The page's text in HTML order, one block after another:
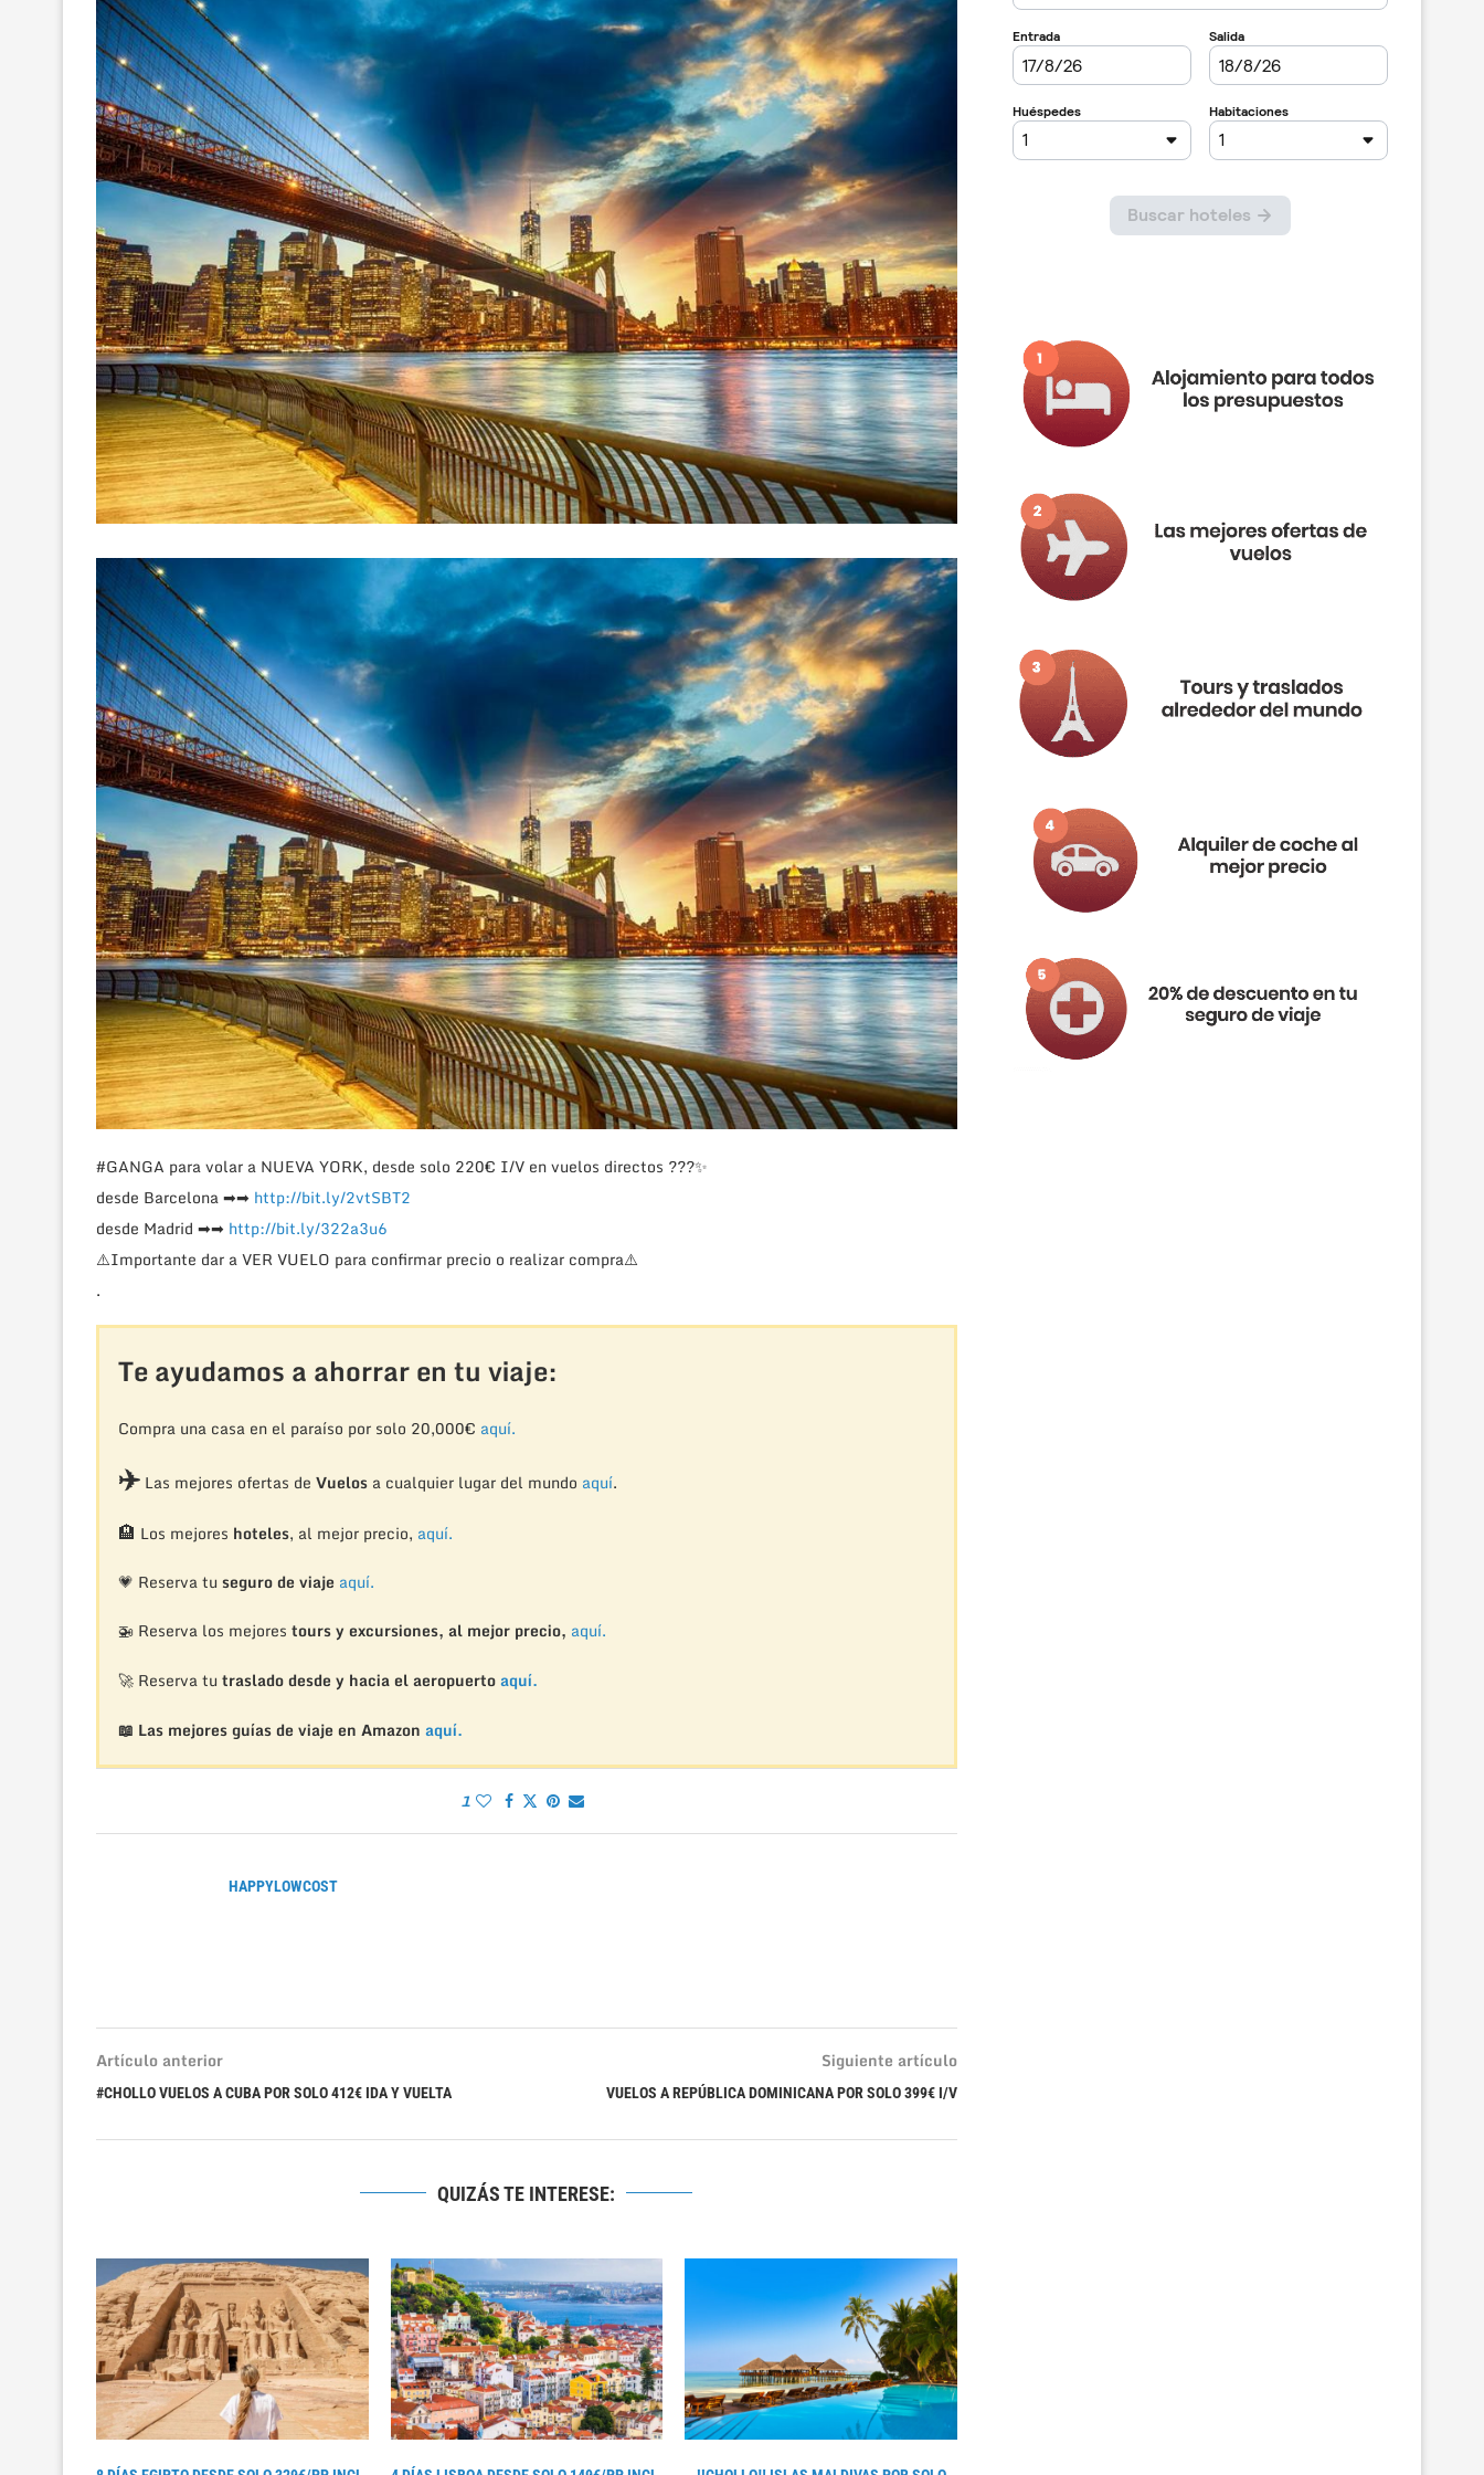
#GANGA para volar a NUEVA YORK, desde solo 220€ I/V en vuelos directos ???✨
desde Barcelona➡➡ http://bit.ly/2vtSBT2
desde Madrid ➡➡ http://bit.ly/322a3u6
⚠️Importante dar a VER VUELO para confirmar precio o realizar compra⚠️
.
Te ayudamos a ahorrar en tu viaje:
Compra una casa en el paraíso por solo 20,000€ aquí.
✈️Las mejores ofertas de Vuelosa cualquier lugar del mundo aquí.
🏨 Los mejores hoteles, al mejor precio, aquí.
💗 Reserva tu seguro de viaje aquí.
🚁 Reserva los mejores tours y excursiones, al mejor precio, aquí.
🚀 Reserva tu traslado desde y hacia el aeropuertoaquí.
📖 Las mejores guías de viaje en Amazon aquí.
1
HAPPYLOWCOST
Artículo anterior
#CHOLLO VUELOS A CUBA POR SOLO 412€ IDA Y VUELTA
Siguiente artículo
VUELOS A REPÚBLICA DOMINICANA POR SOLO 399€ I/V
QUIZÁS TE INTERESE: